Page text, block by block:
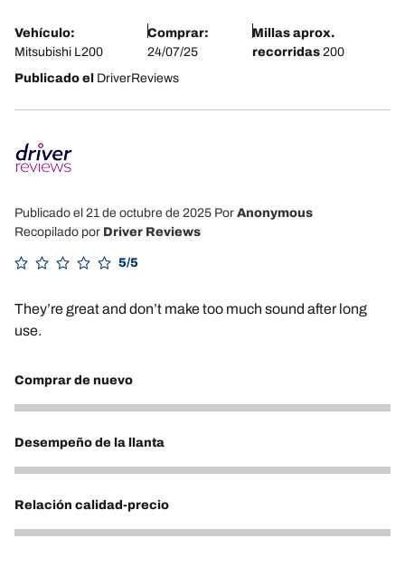
Vehículo:
Mitsubishi L200
Comprar:
24/07/25
Millas aprox.
recorridas200
Publicado el DriverReviews
Publicado el 21 de octubre de 2025 Por Anonymous
Recopilado por Driver Reviews
5/5
They’re great and don’t make too much sound after long
use.
Comprar de nuevo
5
Desempeño de la llanta
5
Relación calidad-precio
5